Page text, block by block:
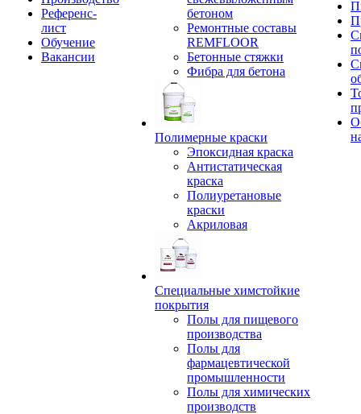
Референс-
лист
Обучение
Вакансии
бетоном
Ремонтные составы
REMFLOOR
Бетонные стяжки
Фибра для бетона
Полимерные краски
Эпоксидная краска
Антистатическая
краска
Полиуретановые
краски
Акриловая
Специальные химстойкие
покрытия
Полы для пищевого
производства
Полы для
фармацевтической
промышленности
Полы для химических
производств